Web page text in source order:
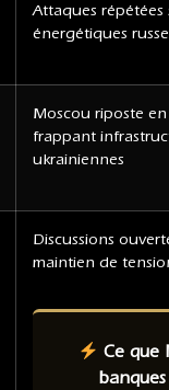
Attaques répétées
énergétiques
Moscou riposte en
frappant
ukrainiennes
Discussions
maintien de
Ce que
banques